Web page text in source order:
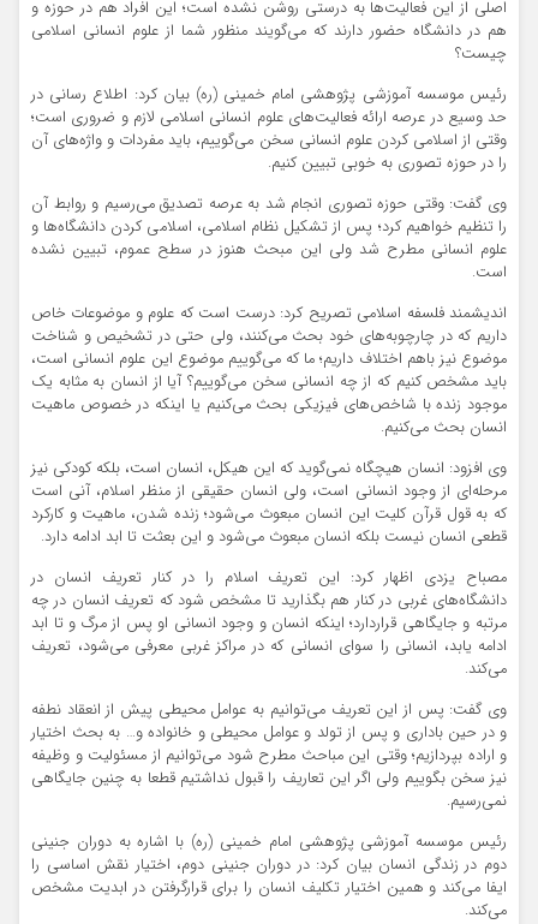
اصلی از این فعالیت‌ها به درستی روشن نشده است؛ این افراد هم در حوزه و
هم در دانشگاه حضور دارند که می‌گویند منظور شما از علوم انسانی اسلامی
چیست؟
رئیس موسسه آموزشی پژوهشی امام خمینی (ره) بیان کرد: اطلاع رسانی در
حد وسیع در عرصه ارائه فعالیت‌های علوم انسانی اسلامی لازم و ضروری است؛
وقتی از اسلامی کردن علوم انسانی سخن می‌گوییم، باید مفردات و واژه‌های آن
را در حوزه تصوری به خوبی تبیین کنیم.
وی گفت: وقتی حوزه تصوری انجام شد به عرصه تصدیق می‌رسیم و روابط آن
را تنظیم خواهیم کرد؛ پس از تشکیل نظام اسلامی، اسلامی کردن دانشگاه‌ها و
علوم انسانی مطرح شد ولی این مبحث هنوز در سطح عموم، تبیین نشده
است.
اندیشمند فلسفه اسلامی تصریح کرد: درست است که علوم و موضوعات خاص
داریم که در چارچوبه‌های خود بحث می‌کنند، ولی حتی در تشخیص و شناخت
موضوع نیز باهم اختلاف داریم؛ ما که می‌گوییم موضوع این علوم انسانی است،
باید مشخص کنیم که از چه انسانی سخن می‌گوییم؟ آیا از انسان به مثابه یک
موجود زنده با شاخص‌های فیزیکی بحث می‌کنیم یا اینکه در خصوص ماهیت
انسان بحث می‌کنیم.
وی افزود: انسان هیچگاه نمی‌گوید که این هیکل، انسان است، بلکه کودکی نیز
مرحله‌ای از وجود انسانی است، ولی انسان حقیقی از منظر اسلام، آنی است
که به قول قرآن کلیت این انسان مبعوث می‌شود؛ زنده شدن، ماهیت و کارکرد
قطعی انسان نیست بلکه انسان مبعوث می‌شود و این بعثت تا ابد ادامه دارد.
مصباح یزدی اظهار کرد: این تعریف اسلام را در کنار تعریف انسان در
دانشگاه‌های غربی در کنار هم بگذارید تا مشخص شود که تعریف انسان در چه
مرتبه و جایگاهی قراردارد؛ اینکه انسان و وجود انسانی او پس از مرگ و تا ابد
ادامه یابد، انسانی را سوای انسانی که در مراکز غربی معرفی می‌شود، تعریف
می‌کند.
وی گفت: پس از این تعریف می‌توانیم به عوامل محیطی پیش از انعقاد نطفه
و در حین باداری و پس از تولد و عوامل محیطی و خانواده و… به بحث اختیار
و اراده بپردازیم؛ وقتی این مباحث مطرح شود می‌توانیم از مسئولیت و وظیفه
نیز سخن بگوییم ولی اگر این تعاریف را قبول نداشتیم قطعا به چنین جایگاهی
نمی‌رسیم.
رئیس موسسه آموزشی پژوهشی امام خمینی (ره) با اشاره به دوران جنینی
دوم در زندگی انسان بیان کرد: در دوران جنینی دوم، اختیار نقش اساسی را
ایفا می‌کند و همین اختیار تکلیف انسان را برای قرارگرفتن در ابدیت مشخص
می‌کند.